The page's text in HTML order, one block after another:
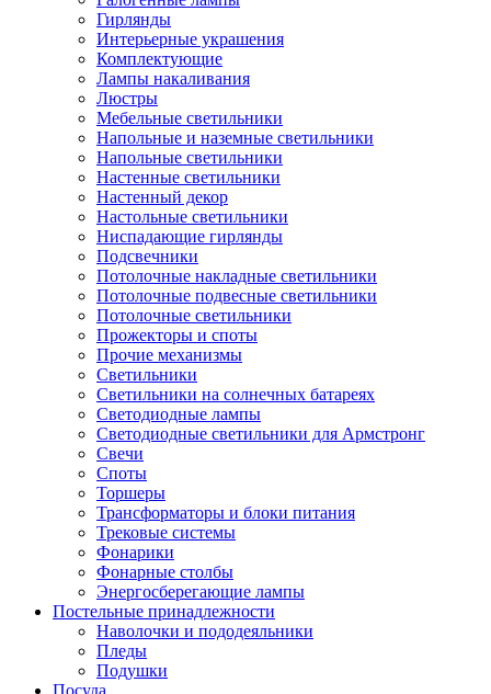
Гирлянды
Интерьерные украшения
Комплектующие
Лампы накаливания
Люстры
Мебельные светильники
Напольные и наземные светильники
Напольные светильники
Настенные светильники
Настенный декор
Настольные светильники
Ниспадающие гирлянды
Подсвечники
Потолочные накладные светильники
Потолочные подвесные светильники
Потолочные светильники
Прожекторы и споты
Прочие механизмы
Светильники
Светильники на солнечных батареях
Светодиодные лампы
Светодиодные светильники для Армстронг
Свечи
Споты
Торшеры
Трансформаторы и блоки питания
Трековые системы
Фонарики
Фонарные столбы
Энергосберегающие лампы
Постельные принадлежности
Наволочки и пододеяльники
Пледы
Подушки
Посуда